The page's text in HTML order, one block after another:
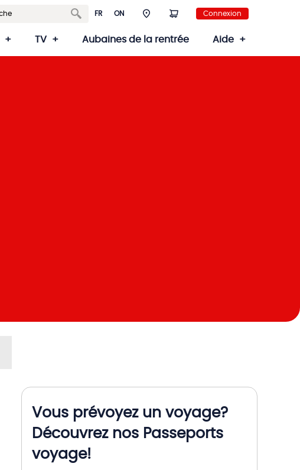
FR ON Connexion
TV Aubaines de la rentrée Aide
Vous prévoyez un voyage?
Découvrez nos Passeports
voyage!